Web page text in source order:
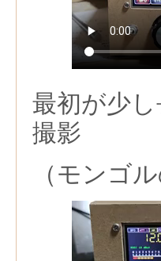
最初が少
撮影
（モンゴ